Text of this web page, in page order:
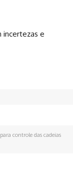
incertezas e